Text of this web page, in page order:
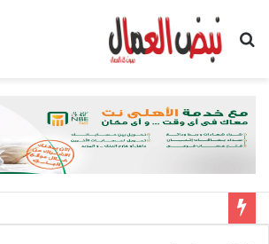
بحث